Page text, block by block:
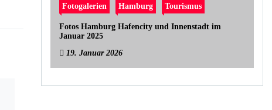
Fotogalerien Hamburg Tourismus
Fotos Hamburg Hafencity und Innenstadt im
Januar 2025
19. Januar 2026